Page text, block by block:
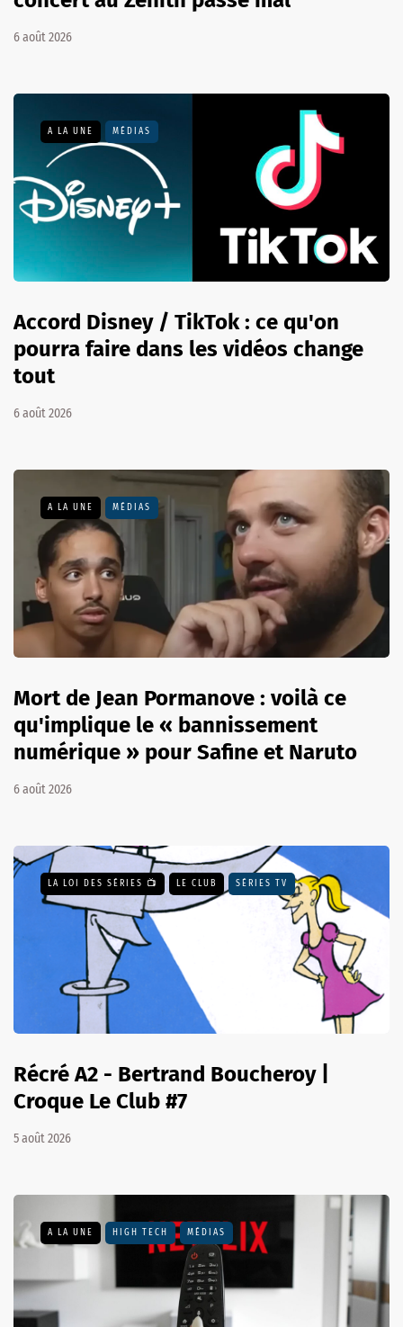
6 août 2026
A LA UNE MÉDIAS
Accord Disney / TikTok : ce qu'on
pourra faire dans les vidéos change
tout
6 août 2026
A LA UNE MÉDIAS
Mort de Jean Pormanove : voilà ce
qu'implique le « bannissement
numérique » pour Safine et Naruto
6 août 2026
LA LOI DES SÉRIES 📺 LE CLUB SÉRIES TV
Récré A2 - Bertrand Boucheroy |
Croque Le Club #7
5 août 2026
A LA UNE HIGH TECH MÉDIAS